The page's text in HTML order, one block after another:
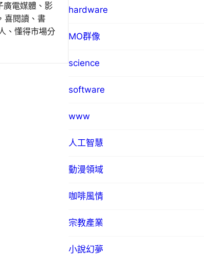
廣電媒體、影
喜閱讀、書
、懂得市場分
hardware
MO群像
science
software
www
人工智慧
動漫領域
咖啡風情
宗教產業
小說幻夢